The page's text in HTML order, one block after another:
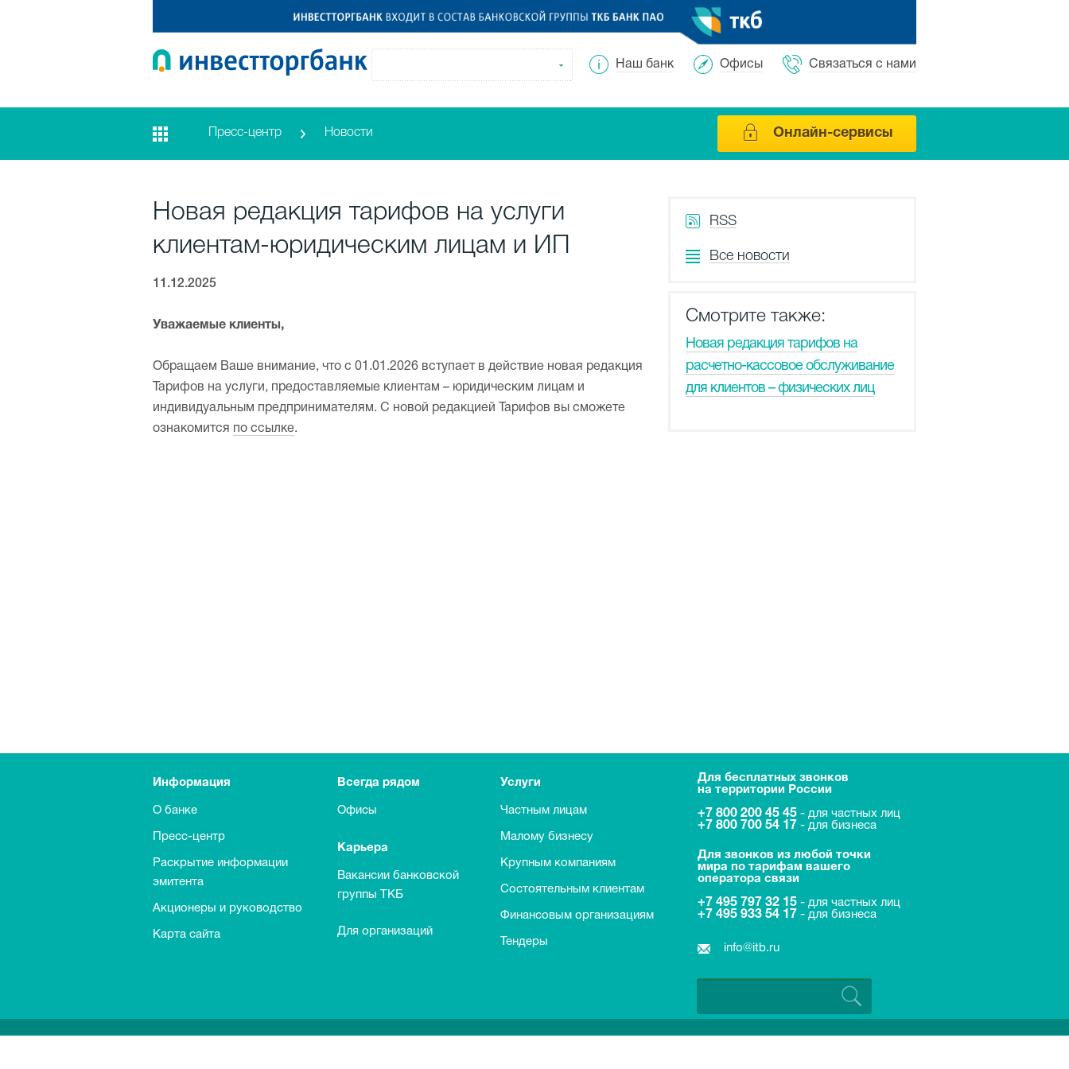
Наш банк Офисы Связаться с нами
Пресс-центр Новости Онлайн-сервисы
Новая редакция тарифов на услуги
клиентам-юридическим лицам и ИП
11.12.2025
Уважаемые клиенты,
Обращаем Ваше внимание, что с 01.01.2026 вступает в действие новая редакция
Тарифов на услуги, предоставляемые клиентам – юридическим лицам и
индивидуальным предпринимателям. С новой редакцией Тарифов вы сможете
ознакомится по ссылке.
RSS
Все новости
Смотрите также:
Новая редакция тарифов на
расчетно-кассовое обслуживание
для клиентов – физических лиц
Информация
О банке
Пресс-центр
Раскрытие информации
эмитента
Акционеры и руководство
Карта сайта
Всегда рядом
Офисы
Карьера
Вакансии банковской
группы ТКБ
Для организаций
Услуги
Частным лицам
Малому бизнесу
Крупным компаниям
Состоятельным клиентам
Финансовым организациям
Тендеры
Для бесплатных звонков
на территории России
+7 800 200 45 45 - для частных лиц
+7 800 700 54 17 - для бизнеса
Для звонков из любой точки
мира по тарифам вашего
оператора связи
+7 495 797 32 15 - для частных лиц
+7 495 933 54 17 - для бизнеса
info@itb.ru